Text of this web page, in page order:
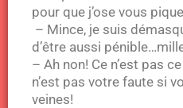
pour que j’ose vous
– Mince, je suis
d’être aussi
– Ah non! Ce n’est pas
n’est pas votre faute si
veines!